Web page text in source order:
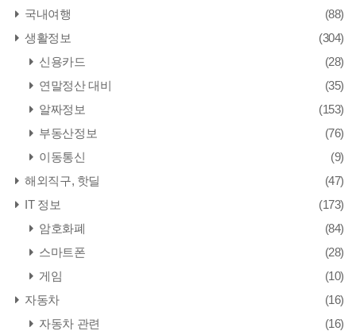
국내여행
(88)
생활정보
(304)
신용카드
(28)
연말정산 대비
(35)
알짜정보
(153)
부동산정보
(76)
이동통신
(9)
해외직구, 핫딜
(47)
IT 정보
(173)
암호화폐
(84)
스마트폰
(28)
게임
(10)
자동차
(16)
자동차 관련
(16)